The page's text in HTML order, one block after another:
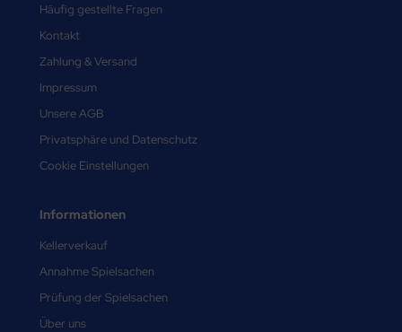
Häufig gestellte Fragen
Kontakt
Zahlung & Versand
Impressum
Unsere AGB
Privatsphäre und Datenschutz
Cookie Einstellungen
Informationen
Kellerverkauf
Annahme Spielsachen
Prüfung der Spielsachen
Über uns